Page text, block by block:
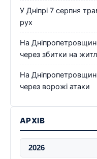
У Дніпрі 7 серпня
рух
На
через збитки на
На
через ворожі атаки
АРХІВ